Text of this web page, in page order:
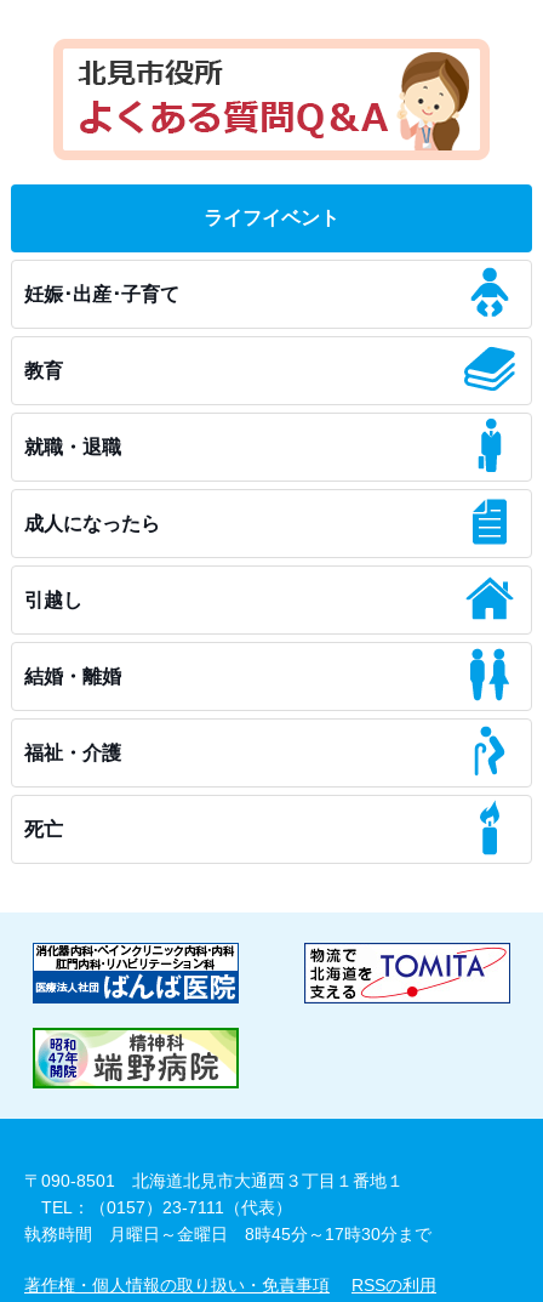
ライフイベント
妊娠･出産･子育て
教育
就職・退職
成人になったら
引越し
結婚・離婚
福祉・介護
死亡
〒090-8501 北海道北見市大通西３丁目１番地１
TEL：（0157）23-7111（代表）
執務時間 月曜日～金曜日 8時45分～17時30分まで
著作権・個人情報の取り扱い・免責事項 RSSの利用